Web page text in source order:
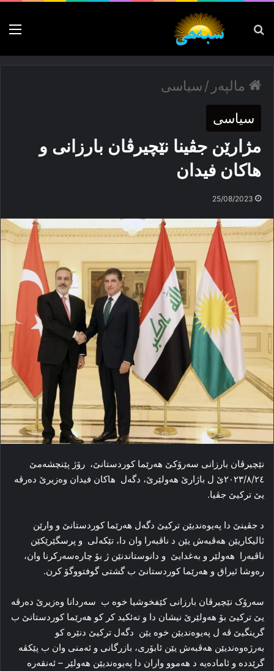
پەیدا بکە
مالپەر /سیاسی
سیاسی
مژارێن جڤینا نێچیرڤان بارزانی و
هاكان فیدان
25/08/2023
نێچیرڤان بارزانی سه‌رۆکێ هه‌رێما کوردستانێ، رۆژ پێنچشه‌مێ
٢٠٢٣/٨/٢٤ێ ل باژارێ هەولێرێ، دگەل هاکان فیدان وه‌زیرێ ده‌رڤه
‌یێ ترکیێ‌ جڤیا.‏
د جڤینێ دا په‌یوه‌ندیێن ترکیێ دگه‌ل هه‌رێما کوردستانێ و وارێن
ئالیکاریێن هه‌ڤبه‌ش یێن د ناڤبه‌را وان دا، تێكەلی و پرسگێرێكێن
ناڤبەرا هه‌ولێر و بەغدایێ و دانوستاندنێن ژ بۆ چاره‌سه‌رکرنا وان،
ره‌وشا ئیراق و هه‌رێما کوردستانێ ب گشتی گوفتووگۆ کرن.‏
سه‌رۆک نێچیرڤان بارزانی كێفخوشیا خوە ب سه‌ردانا وەزیرێ دەرڤە
یێ تركیێ بۆ هەولێرێ نیشان دا و تەئكید ‏کر کو هه‌رێما کوردستانێ ب
گرینگیێ ڤه‌ ل په‌یوه‌ندیێن خوه‌ یێن دگه‌ل ترکیێ دنێره‌ کو
به‌رژه‌وه‌ندیێن هه‌ڤبه‌ش یێن ئابۆری، بازرگانی و ئه‌منی وان ب پێکڤه‌
گرێددە و ئاماده‌یه‌ د هه‌موو واران دا په‌یوه‌ندیێن هه‌ولێر – ئه‌نقه‌ره‌